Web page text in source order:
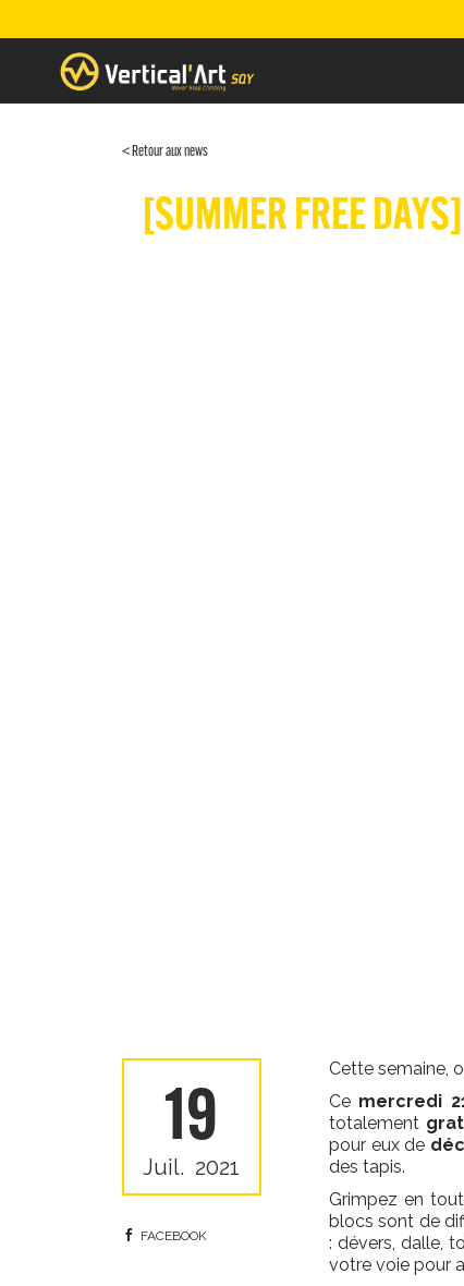
< Retour aux news
[SUMMER FREE
19
Juil. 2021
FACEBOOK
Cette semaine,
Ce mercredi
totalement
pour eux de
des tapis.
Grimpez en
blocs sont de
: dévers, dalle,
votre voie pour